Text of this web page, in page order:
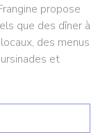
propose
que des dîner à
des menus
et